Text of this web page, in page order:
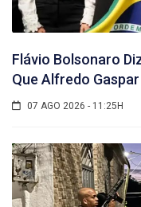
Flávio Bolsonaro
Que Alfredo
07 AGO 2026 - 11:25H